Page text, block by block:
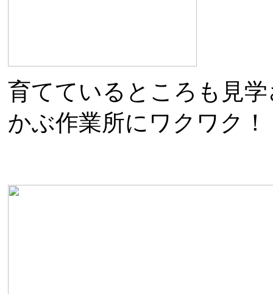
育てているところも見
かぶ作業所にワクワク！